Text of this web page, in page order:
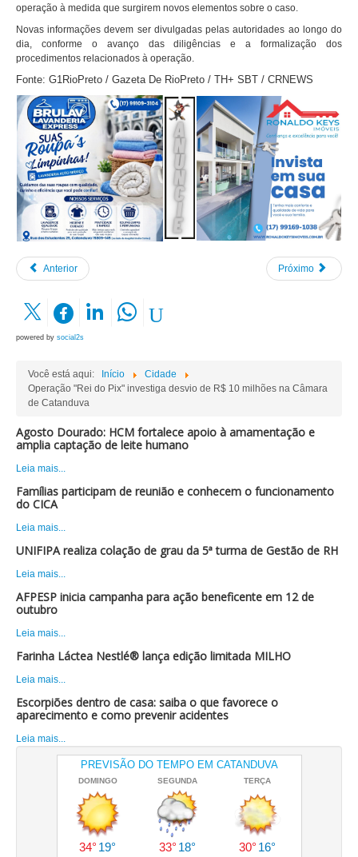
operação à medida que surgirem novos elementos sobre o caso.
Novas informações devem ser divulgadas pelas autoridades ao longo do
dia, conforme o avanço das diligências e a formalização dos
procedimentos relacionados à operação.
Fonte: G1RioPreto / Gazeta De RioPreto / TH+ SBT / CRNEWS
Anterior Próximo
powered by social2s
Você está aqui: Início
Cidade
Operação "Rei do Pix" investiga desvio de R$ 10 milhões na Câmara
de Catanduva
Agosto Dourado: HCM fortalece apoio à amamentação e
amplia captação de leite humano
Leia mais...
Famílias participam de reunião e conhecem o funcionamento
do CICA
Leia mais...
UNIFIPA realiza colação de grau da 5ª turma de Gestão de RH
Leia mais...
AFPESP inicia campanha para ação beneficente em 12 de
outubro
Leia mais...
Farinha Láctea Nestlé® lança edição limitada MILHO
Leia mais...
Escorpiões dentro de casa: saiba o que favorece o
aparecimento e como prevenir acidentes
Leia mais...